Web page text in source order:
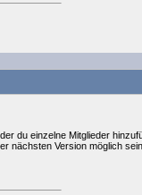
du einzelne Mitglieder
nächsten Version möglich sein.